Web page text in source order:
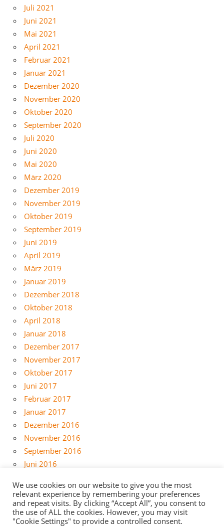
Juli 2021
Juni 2021
Mai 2021
April 2021
Februar 2021
Januar 2021
Dezember 2020
November 2020
Oktober 2020
September 2020
Juli 2020
Juni 2020
Mai 2020
März 2020
Dezember 2019
November 2019
Oktober 2019
September 2019
Juni 2019
April 2019
März 2019
Januar 2019
Dezember 2018
Oktober 2018
April 2018
Januar 2018
Dezember 2017
November 2017
Oktober 2017
Juni 2017
Februar 2017
Januar 2017
Dezember 2016
November 2016
September 2016
Juni 2016
April 2016
März 2016
Februar 2016
We use cookies on our website to give you the most
relevant experience by remembering your preferences
and repeat visits. By clicking “Accept All”, you consent to
the use of ALL the cookies. However, you may visit
"Cookie Settings" to provide a controlled consent.